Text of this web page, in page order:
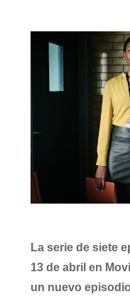
La serie de siete
13 de abril en
un nuevo